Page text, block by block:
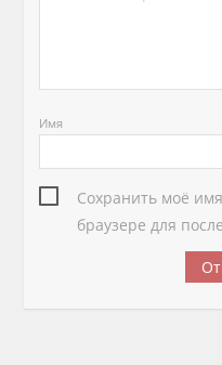
Имя
Сохранить моё
браузере для